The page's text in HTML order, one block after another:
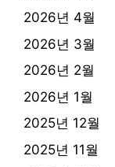
2026년 4월
2026년 3월
2026년 2월
2026년 1월
2025년 12월
2025년 11월